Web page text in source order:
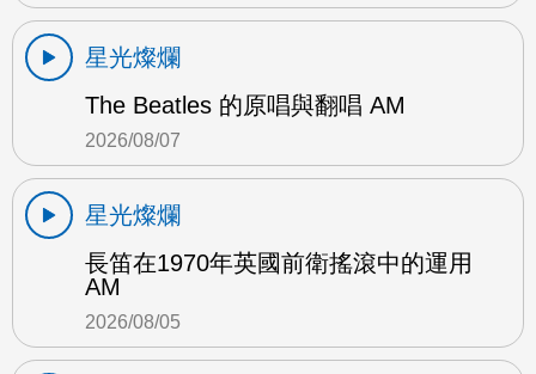
星光燦爛
The Beatles 的原唱與翻唱 AM
2026/08/07
星光燦爛
長笛在1970年英國前衛搖滾中的運用
AM
2026/08/05